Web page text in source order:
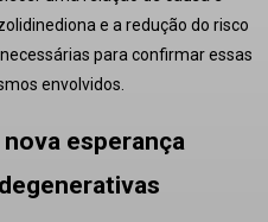
e a redução do risco
para confirmar essas
envolvidos.
nova esperança